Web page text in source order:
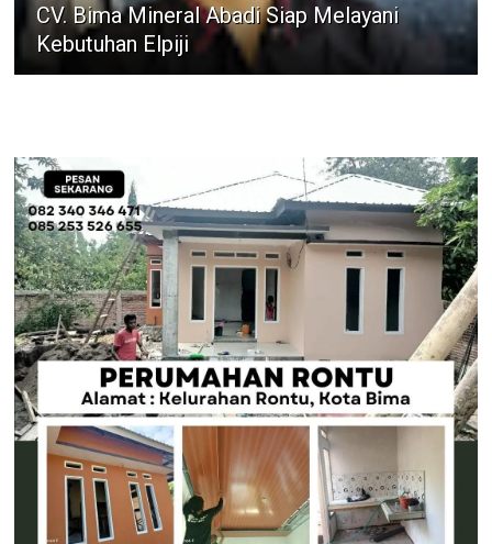
CV. Bima Mineral Abadi Siap Melayani
Kebutuhan Elpiji